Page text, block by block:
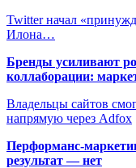
Twitter начал
Илона…
Бренды усиливают
коллаборации:
Владельцы сайтов
напрямую через Adfox
Перформанс-
результат — нет